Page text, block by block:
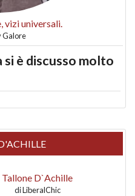
vizi universali.
Galore
è discusso molto
Tallone D`Achille
diLiberalChic